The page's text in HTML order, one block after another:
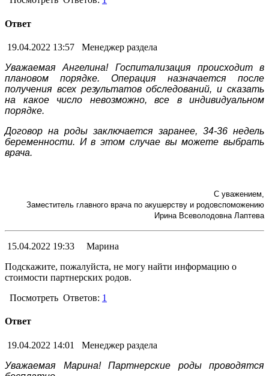
Ответ
19.04.2022 13:57
Менеджер раздела
Уважаемая Ангелина! Госпитализация происходит в
плановом порядке. Операция назначается после
получения всех результатов обследований, и сказать
на какое число невозможно, все в индивидуальном
порядке.
Договор на роды заключается заранее, 34-36 недель
беременности. И в этом случае вы можете выбрать
врача.
С уважением,
Заместитель главного врача по акушерству и родовспоможению
Ирина Всеволодовна Лаптева
15.04.2022 19:33
Марина
Подскажите, пожалуйста, не могу найти информацию о
стоимости партнерских родов.
Посмотреть Ответов: 1
Ответ
19.04.2022 14:01
Менеджер раздела
Уважаемая Марина! Партнерские роды проводятся